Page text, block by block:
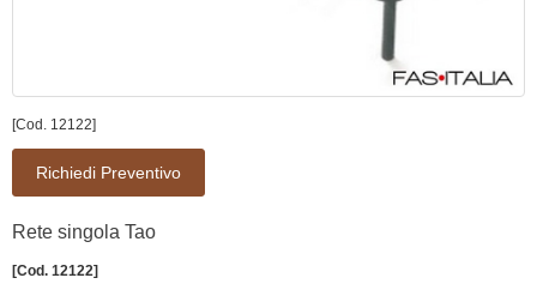
[Cod. 12122]
Richiedi Preventivo
Rete singola Tao
[Cod. 12122]